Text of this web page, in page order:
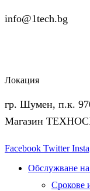
info@1tech.bg
Локация
гр. Шумен, п.к.
Магазин
Facebook Twitter
Обслужване
Срокове